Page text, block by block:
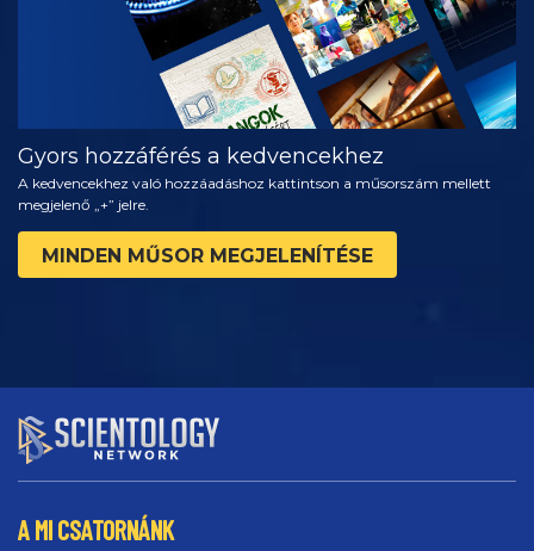
Gyors hozzáférés a kedvencekhez
A kedvencekhez való hozzáadáshoz kattintson a műsorszám mellett
megjelenő „+” jelre.
MINDEN MŰSOR MEGJELENÍTÉSE
A MI CSATORNÁNK